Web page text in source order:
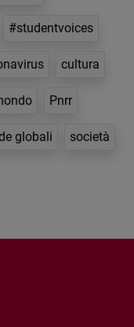
#studentvoices
cultura
Pnrr
globali società